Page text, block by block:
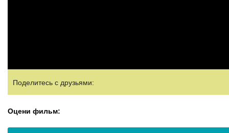
Поделитесь с друзьями:
Оцени фильм: